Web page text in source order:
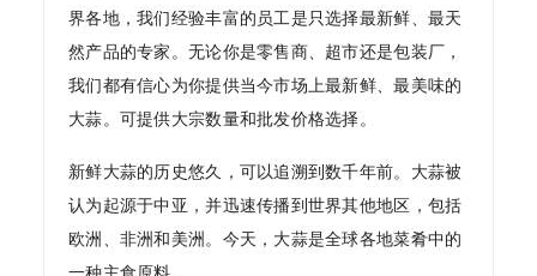
界各地，我们经验丰富的员工是只选择最新鲜、最天
然产品的专家。无论你是零售商、超市还是包装厂，
我们都有信心为你提供当今市场上最新鲜、最美味的
大蒜。可提供大宗数量和批发价格选择。
新鲜大蒜的历史悠久，可以追溯到数千年前。大蒜被
认为起源于中亚，并迅速传播到世界其他地区，包括
欧洲、非洲和美洲。今天，大蒜是全球各地菜肴中的